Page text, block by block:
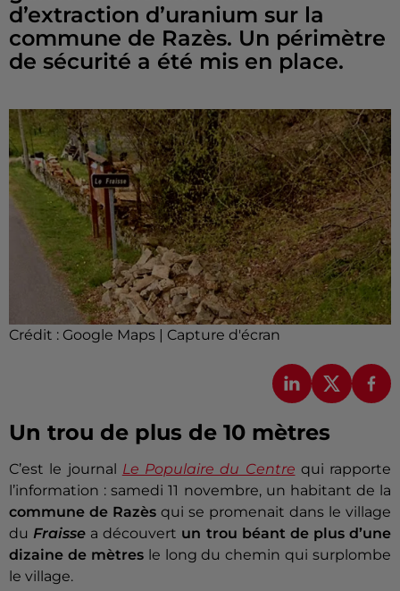
d’extraction d’uranium sur la
commune de Razès. Un périmètre
de sécurité a été mis en place.
Crédit : Google Maps | Capture d'écran
Un trou de plus de 10 mètres
C’est le journal Le Populaire du Centre qui rapporte
l’information : samedi 11 novembre, un habitant de la
commune de Razès qui se promenait dans le village
duFraisse a découvert un trou béant de plus d’une
dizaine de mètresle long du chemin qui surplombe
le village.